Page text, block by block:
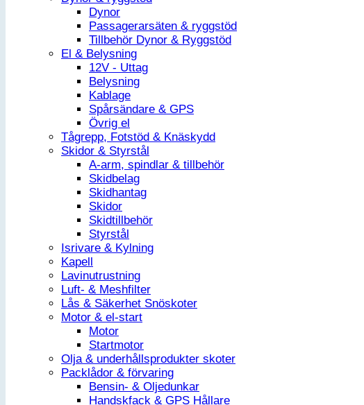
Dynor
Passagerarsäten & ryggstöd
Tillbehör Dynor & Ryggstöd
El & Belysning
12V - Uttag
Belysning
Kablage
Spårsändare & GPS
Övrig el
Tågrepp, Fotstöd & Knäskydd
Skidor & Styrstål
A-arm, spindlar & tillbehör
Skidbelag
Skidhantag
Skidor
Skidtillbehör
Styrstål
Isrivare & Kylning
Kapell
Lavinutrustning
Luft- & Meshfilter
Lås & Säkerhet Snöskoter
Motor & el-start
Motor
Startmotor
Olja & underhållsprodukter skoter
Packlådor & förvaring
Bensin- & Oljedunkar
Handskfack & GPS Hållare